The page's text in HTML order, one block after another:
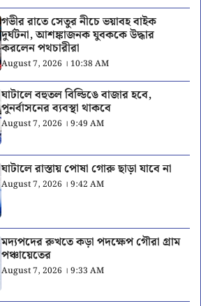
গভীর রাতে সেতুর নীচে ভয়াবহ বাইক
দুর্ঘটনা, আশঙ্কাজনক যুবককে উদ্ধার
করলেন পথচারীরা
August 7, 2026 । 10:38 AM
ঘাটালে বহুতল বিল্ডিঙে বাজার হবে,
পুনর্বাসনের ব্যবস্থা থাকবে
August 7, 2026 । 9:49 AM
ঘাটালে রাস্তায় পোষা গোরু ছাড়া যাবে না
August 7, 2026 । 9:42 AM
মদ্যপদের রুখতে কড়া পদক্ষেপ গৌরা গ্রাম
পঞ্চায়েতের
August 7, 2026 । 9:33 AM